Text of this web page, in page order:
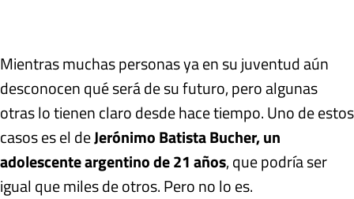
Mientras muchas personas ya en su juventud aún
desconocen qué será de su futuro, pero algunas
otras lo tienen claro desde hace tiempo. Uno de estos
casos es el deJerónimo Batista Bucher, un
adolescente argentino de 21 años, que podría ser
igual que miles de otros. Pero no lo es.